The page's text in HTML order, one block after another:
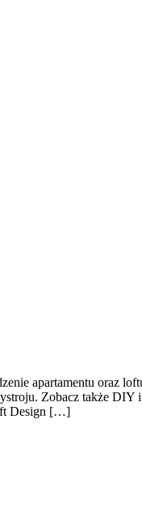
apartamentu oraz
Zobacz także
Design […]